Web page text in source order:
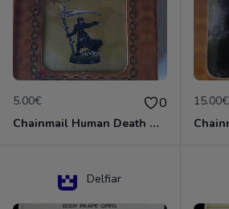
5.00€ 0
Chainmail Human Death Cleric
15.00€
Delfiar